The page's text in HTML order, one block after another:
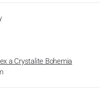
a Crystalite Bohemia